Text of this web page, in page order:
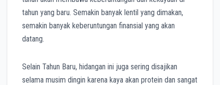
tahun yang baru. Semakin banyak lentil yang dimakan,
semakin banyak keberuntungan finansial yang akan
datang.
Selain Tahun Baru, hidangan ini juga sering disajikan
selama musim dingin karena kaya akan protein dan sangat